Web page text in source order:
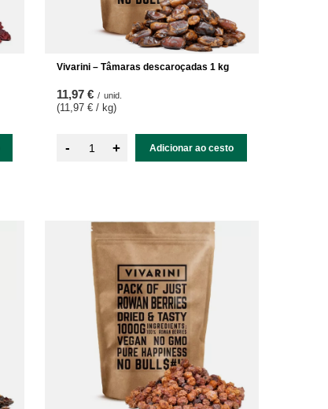
Vivarini – Tâmaras descaroçadas 1 kg
11,97 € / unid.
(11,97 € / kg)
- + Adicionar ao cesto